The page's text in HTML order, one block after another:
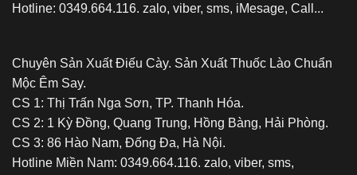
Hotline: 0349.664.116. zalo, viber, sms, iMesage, Call...
Chuyên Sản Xuất Điếu Cày. Sản Xuất Thuốc Lào Chuẩn
Mộc Êm Say.
CS 1: Thị Trấn Nga Sơn, TP. Thanh Hóa.
CS 2: 1 Kỳ Đồng, Quang Trung, Hồng Bàng, Hải Phòng.
CS 3: 86 Hào Nam, Đống Đa, Hà Nội.
Hotline Miền Nam: 0349.664.116. zalo, viber, sms,